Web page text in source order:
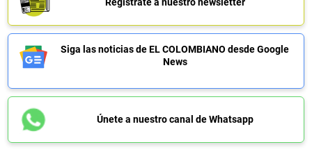
Siga las noticias de EL COLOMBIANO desde Google
News
Únete a nuestro canal de Whatsapp